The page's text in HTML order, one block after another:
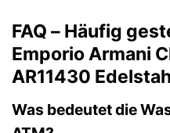
FAQ – Häufig
Emporio Armani
AR11430
Was bedeutet die